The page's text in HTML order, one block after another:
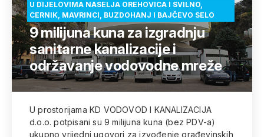
U DIJELOVIMA NASELJA OREHOVICA I SVILNO,
CERNIK, MAVRINCI, BUZDOHANJ I BAJČEVO SELO
9 milijuna kuna za izgradnju
sanitarne kanalizacije i
održavanje vodovodne mreže
U prostorijama KD VODOVOD I KANALIZACIJA
d.o.o. potpisani su 9 milijuna kuna (bez PDV-a)
ukupno vrijedni ugovori za izvođenje građevinskih